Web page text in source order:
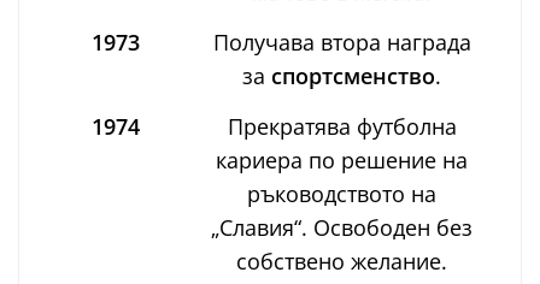
1973
Получава втора награда
за спортсменство.
1974
Прекратява футболна
кариера по решение на
ръководството на
„Славия“. Освободен без
собствено желание.